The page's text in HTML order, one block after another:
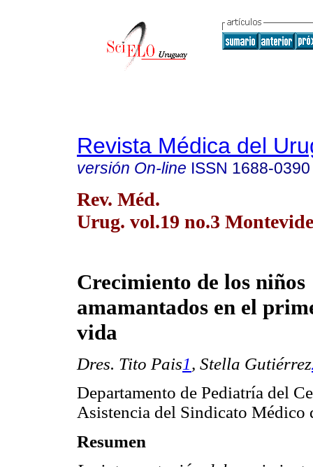
Revista Médica del
versión On-line ISSN 1688-0390
Rev. Méd.
Urug. vol.19 no.3
Crecimiento de los niños
amamantados en el
vida
Dres. Tito Pais1, Stella Gutiérrez
Departamento de Pediatría del
Asistencia del Sindicato Médico
Resumen